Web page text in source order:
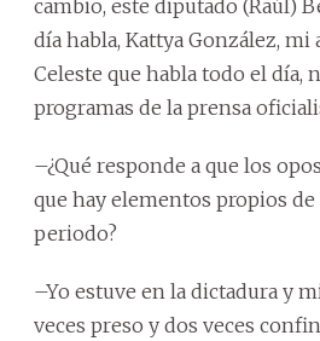
cambio, este diputado (Raúl)
día habla, Kattya González, mi
Celeste que habla todo el día,
programas de la prensa
–¿Qué responde a que los
que hay elementos propios
periodo?
–Yo estuve en la dictadura y
veces preso y dos veces